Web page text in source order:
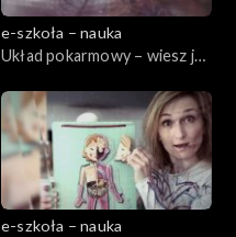
e-szkoła – nauka
Układ pokarmowy – wiesz jak
e-szkoła – nauka